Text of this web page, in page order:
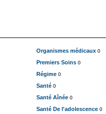
Organismes médicaux 0
Premiers Soins 0
Régime 0
Santé 0
Santé Aînée 0
Santé De l'adolescence 0